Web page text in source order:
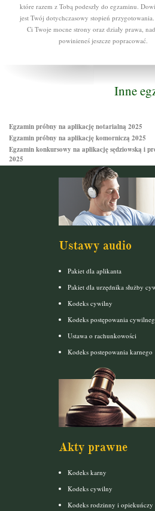
które razem z Tobą podeszły do egzaminu.
jest Twój dotychczasowy stopień
Ci Twoje mocne strony oraz działy prawa,
powinieneś jeszcze popracować.
Inne
Egzamin próbny na aplikację notarialną 2025
Egzamin próbny na aplikację komorniczą 2025
Egzamin konkursowy na aplikację sędziowską i
2025
Ustawy audio
Pakiet dla aplikanta
Pakiet dla urzędnika służby
Kodeks cywilny
Kodeks postępowania
Ustawa o rachunkowości
Kodeks postepowania karnego
Akty prawne
Kodeks karny
Kodeks cywilny
Kodeks rodzinny i opiekuńczy